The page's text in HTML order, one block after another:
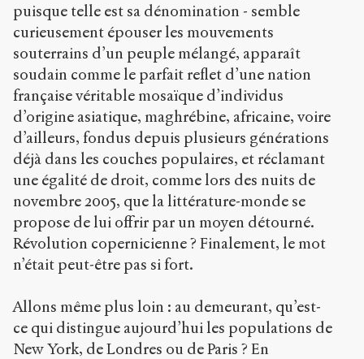
puisque telle est sa dénomination - semble
curieusement épouser les mouvements
souterrains d’un peuple mélangé, apparaît
soudain comme le parfait reflet d’une nation
française véritable mosaïque d’individus
d’origine asiatique, maghrébine, africaine, voire
d’ailleurs, fondus depuis plusieurs générations
déjà dans les couches populaires, et réclamant
une égalité de droit, comme lors des nuits de
novembre 2005, que la littérature-monde se
propose de lui offrir par un moyen détourné.
Révolution copernicienne ? Finalement, le mot
n’était peut-être pas si fort.
Allons même plus loin : au demeurant, qu’est-
ce qui distingue aujourd’hui les populations de
New York, de Londres ou de Paris ? En